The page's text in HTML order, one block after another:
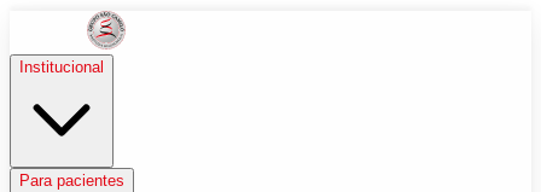
Institucional
Para pacientes